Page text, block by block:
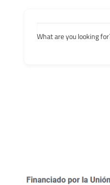
What are you looking